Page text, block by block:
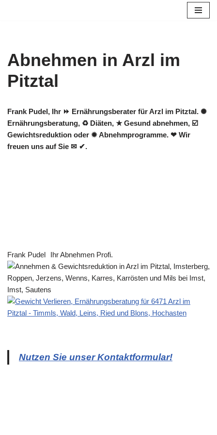
Abnehmen in Arzl im
Pitztal
Frank Pudel, Ihr ⏩ Ernährungsberater für Arzl im Pitztal. ✺
Ernährungsberatung, ♻ Diäten, ★ Gesund abnehmen, ☑️
Gewichtsreduktion oder ✹ Abnehmprogramme. ❤ Wir
freuen uns auf Sie ✉ ✔.
Frank Pudel Ihr Abnehmen Profi.
Nutzen Sie unser Kontaktformular!